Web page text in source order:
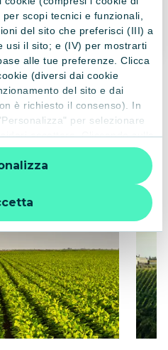
scopi tecnici e funzionali,
del sito che preferisci (III) a
usi il sito; e (IV) per mostrarti
alle tue preferenze. Clicca
(diversi dai cookie
del sito e dai
è richiesto il consenso). In
per selezionare
accettare. Cliccando sulla
vengono lasciate invariate e
senza cookie o altri
da quelli tecnici. Per
privacy
CORRELATI